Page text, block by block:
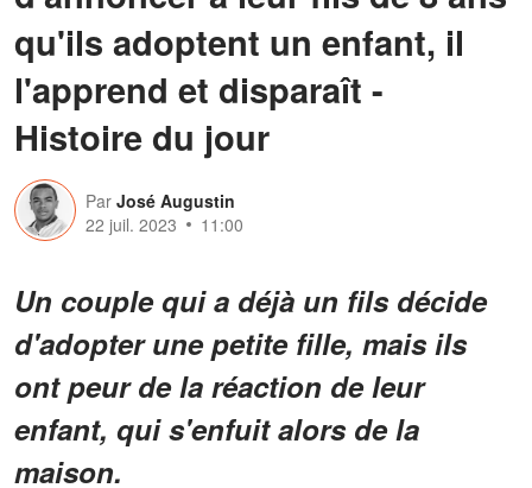
qu'ils adoptent un enfant, il
l'apprend et disparaît -
Histoire du jour
Par José Augustin
22 juil. 2023
11:00
Un couple qui a déjà un fils décide
d'adopter une petite fille, mais ils
ont peur de la réaction de leur
enfant, qui s'enfuit alors de la
maison.